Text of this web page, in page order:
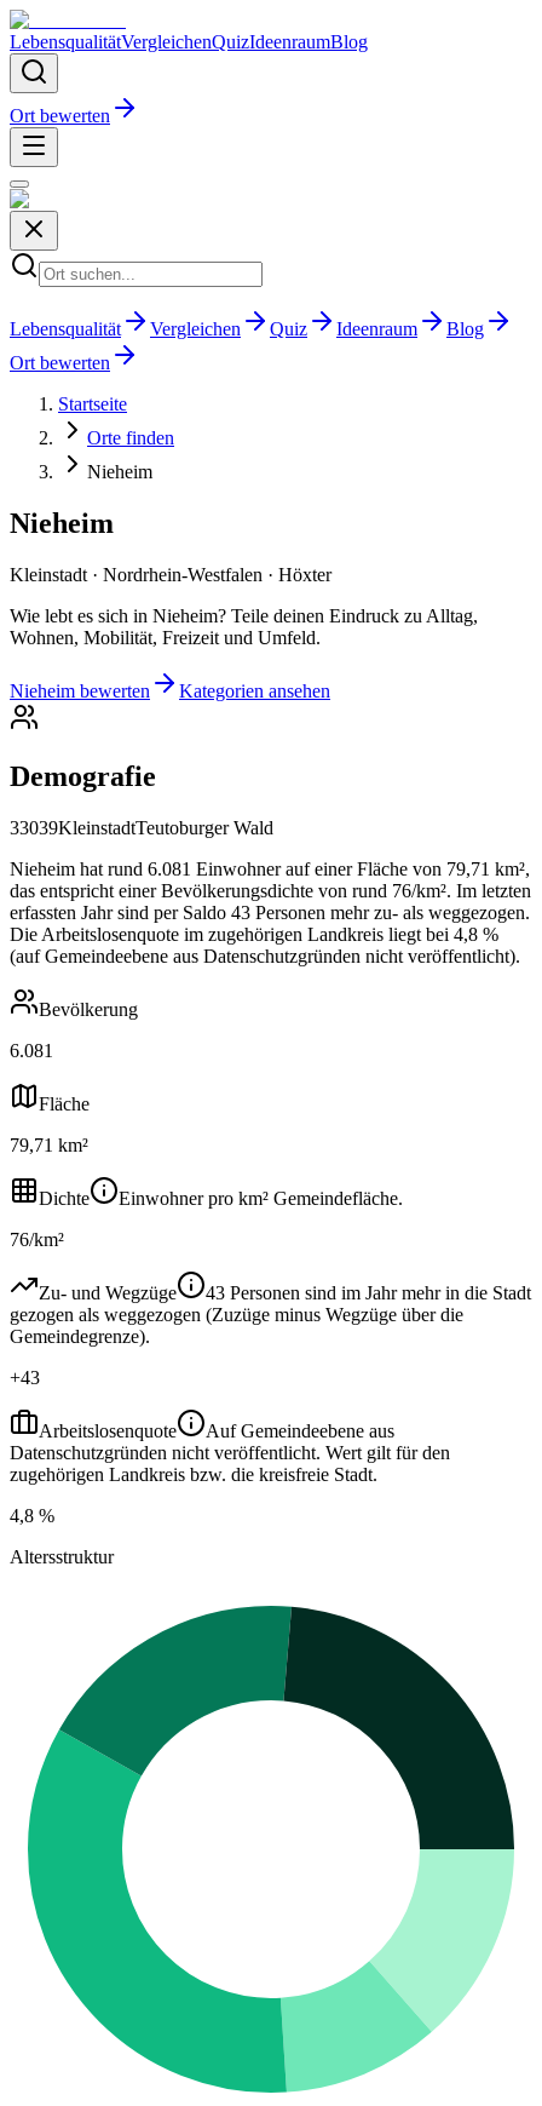
LebensqualitätVergleichenQuizIdeenraumBlog
Ort bewerten
Lebensqualität Vergleichen Quiz Ideenraum
Blog
Ort bewerten
Startseite
Orte finden
Nieheim
Nieheim
Kleinstadt · Nordrhein-Westfalen · Höxter
Wie lebt es sich in Nieheim? Teile deinen Eindruck zu Alltag,
Wohnen, Mobilität, Freizeit und Umfeld.
Nieheim bewerten Kategorien ansehen
Demografie
33039KleinstadtTeutoburger Wald
Nieheim hat rund 6.081 Einwohner auf einer Fläche von 79,71 km²,
das entspricht einer Bevölkerungsdichte von rund 76/km². Im letzten
erfassten Jahr sind per Saldo 43 Personen mehr zu- als weggezogen.
Die Arbeitslosenquote im zugehörigen Landkreis liegt bei 4,8 %
(auf Gemeindeebene aus Datenschutzgründen nicht veröffentlicht).
Bevölkerung
6.081
Fläche
79,71 km²
Dichte
Einwohner pro km² Gemeindefläche.
76/km²
Zu- und Wegzüge
43 Personen sind im Jahr mehr in die Stadt
gezogen als weggezogen (Zuzüge minus Wegzüge über die
Gemeindegrenze).
+43
Arbeitslosenquote
Auf Gemeindeebene aus
Datenschutzgründen nicht veröffentlicht. Wert gilt für den
zugehörigen Landkreis bzw. die kreisfreie Stadt.
4,8 %
Altersstruktur